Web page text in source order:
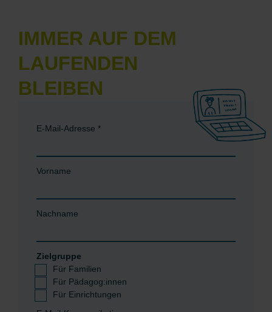
IMMER AUF DEM
LAUFENDEN
BLEIBEN
E-Mail-Adresse *
Vorname
Nachname
Zielgruppe
Für Familien
Für Pädagog:innen
Für Einrichtungen